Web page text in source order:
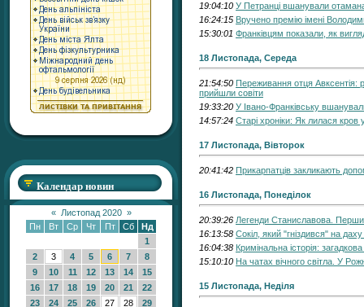
Календар новин
« Листопад 2020 »
Пн
Вт Ср Чт Пт Сб
Нд
1
2
3 4 5 6 7
8
9
10 11 12 13 14
15
16
17 18 19 20 21
22
23
24 25 26 27 28
29
19:04:10 У Петранці вшанували
16:24:15 Вручено премію імені
15:30:01 Франківцям показали, як
18 Листопада, Середа
21:54:50 Переживання отця Авксентія:
прийшли совіти
19:33:20 У Івано-Франківську
14:57:24 Старі хроніки: Як лилася кров
17 Листопада, Вівторок
20:41:42 Прикарпатців закликають
16 Листопада, Понеділок
20:39:26 Легенди Станиславова.
16:13:58 Сокіл, який "гніздився" на
16:04:38 Кримінальна історія:
15:10:10 На чатах вічного світла. У
15 Листопада, Неділя